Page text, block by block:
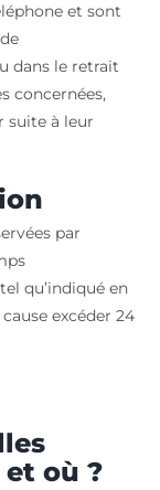
et sont
dans le retrait
concernées,
suite à leur
par
qu’indiqué en
excéder 24
où ?